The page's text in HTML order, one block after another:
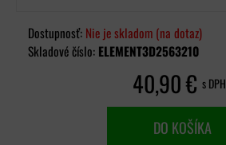
Dostupnosť: Nie je skladom (na dotaz)
Skladové číslo: ELEMENT3D2563210
40,90 € s DPH
DO KOŠÍKA